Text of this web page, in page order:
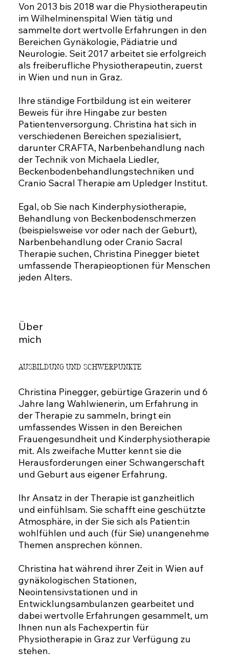
Über
mich
AUSBILDUNG UND SCHWERPUNKTE
Christina Pinegger, gebürtige Grazerin und 6
Jahre lang Wahlwienerin, um Erfahrung in
der Therapie zu sammeln, bringt ein
umfassendes Wissen in den Bereichen
Frauengesundheit und Kinderphysiotherapie
mit. Als zweifache Mutter kennt sie die
Herausforderungen einer Schwangerschaft
und Geburt aus eigener Erfahrung.
Ihr Ansatz in der Therapie ist ganzheitlich
und einfühlsam. Sie schafft eine geschützte
Atmosphäre, in der Sie sich als Patient:in
wohlfühlen und auch (für Sie) unangenehme
Themen ansprechen können.
Christina hat während ihrer Zeit in Wien auf
gynäkologischen Stationen,
Neointensivstationen und in
Entwicklungsambulanzen gearbeitet und
dabei wertvolle Erfahrungen gesammelt, um
Ihnen nun als Fachexpertin für
Physiotherapie in Graz zur Verfügung zu
stehen.
Von 2013 bis 2018 war die Physiotherapeutin
im Wilhelminenspital Wien tätig und
sammelte dort wertvolle Erfahrungen in den
Bereichen Gynäkologie, Pädiatrie und
Neurologie. Seit 2017 arbeitet sie erfolgreich
als freiberufliche Physiotherapeutin, zuerst
in Wien und nun in Graz.
Ihre ständige Fortbildung ist ein weiterer
Beweis für ihre Hingabe zur besten
Patientenversorgung. Christina hat sich in
verschiedenen Bereichen spezialisiert,
darunter CRAFTA, Narbenbehandlung nach
der Technik von Michaela Liedler,
Beckenbodenbehandlungstechniken und
Cranio Sacral Therapie am Upledger Institut.
Egal, ob Sie nach Kinderphysiotherapie,
Behandlung von Beckenbodenschmerzen
(beispielsweise vor oder nach der Geburt),
Narbenbehandlung oder Cranio Sacral
Therapie suchen, Christina Pinegger bietet
umfassende Therapieoptionen für Menschen
jeden Alters.